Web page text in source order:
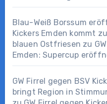
Blau-Weiß Borssum
Kickers Emden kommt
blauen Ostfriesen zu
Emden: Supercup
GW Firrel gegen BSV
bringt Region in